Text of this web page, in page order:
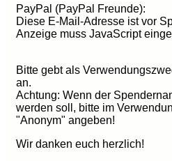
PayPal (PayPal Freunde):
Diese E-Mail-Adresse ist vor
Anzeige muss JavaScript
Bitte gebt als
an.
Achtung: Wenn der
werden soll, bitte im
"Anonym" angeben!
Wir danken euch herzlich!